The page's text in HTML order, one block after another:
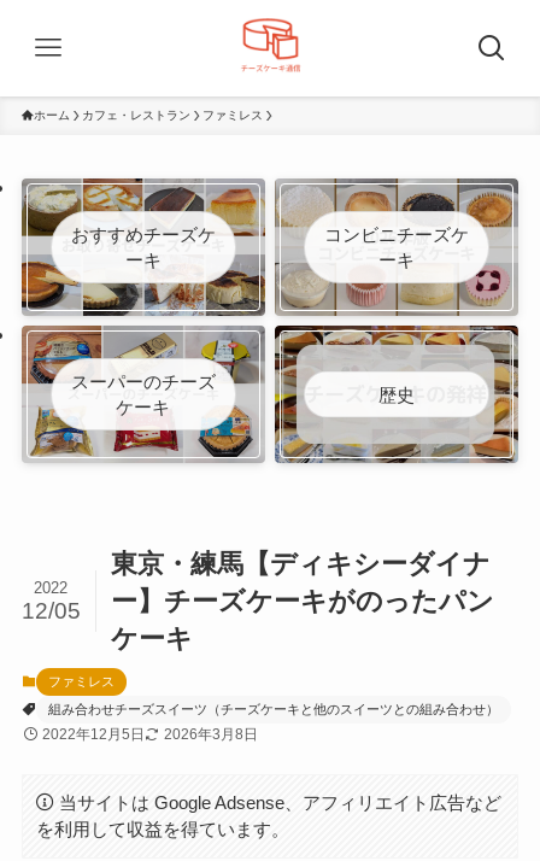
ホーム カフェ・レストラン ファミレス
おすすめチーズケ
ーキ
コンビニチーズケ
ーキ
スーパーのチーズ
ケーキ
歴史
東京・練馬【ディキシーダイナ
ー】チーズケーキがのったパン
ケーキ
2022
12/05
ファミレス
組み合わせチーズスイーツ（チーズケーキと他のスイーツとの組み合わせ）
2022年12月5日 2026年3月8日
当サイトは Google Adsense、アフィリエイト広告など
を利用して収益を得ています。